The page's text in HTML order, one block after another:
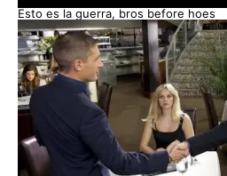
Esto es la guerra, bros before hoes